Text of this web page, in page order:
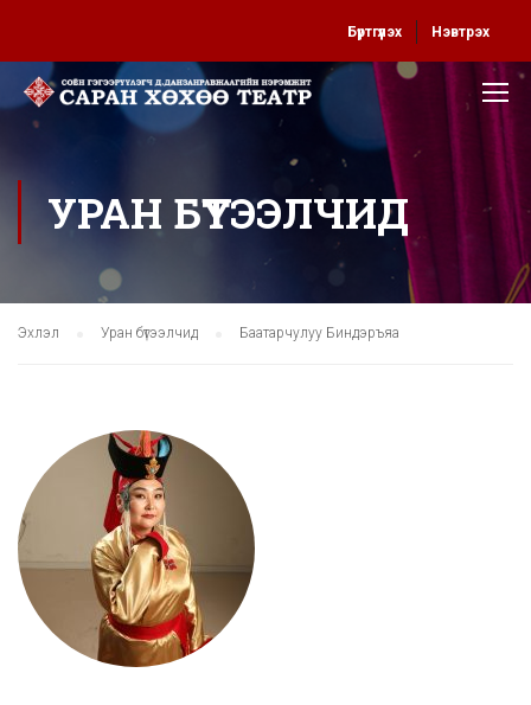
Бүртгүүлэх Нэвтрэх
УРАН БҮТЭЭЛЧИД
Эхлэл Уран бүтээлчид Баатарчулуу Биндэръяа